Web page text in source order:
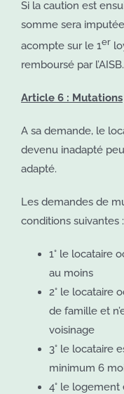
Si la caution est
somme sera
acompte sur le 1er
remboursé par l’AISB.
Article 6 : Mutations
A sa demande, le
devenu inadapté
adapté.
Les demandes de
conditions suivantes :
1° le locataire
au moins
2° le locataire
de famille et
voisinage
3° le locataire
minimum 6
4° le